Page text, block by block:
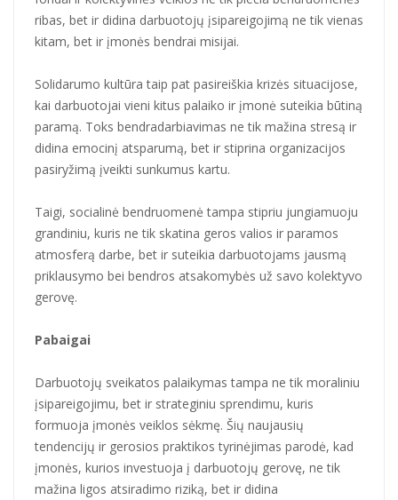
ribas, bet ir didina darbuotojų įsipareigojimą ne tik vienas
kitam, bet ir įmonės bendrai misijai.
Solidarumo kultūra taip pat pasireiškia krizės situacijose,
kai darbuotojai vieni kitus palaiko ir įmonė suteikia būtiną
paramą. Toks bendradarbiavimas ne tik mažina stresą ir
didina emocinį atsparumą, bet ir stiprina organizacijos
pasiryžimą įveikti sunkumus kartu.
Taigi, socialinė bendruomenė tampa stipriu jungiamuoju
grandiniu, kuris ne tik skatina geros valios ir paramos
atmosferą darbe, bet ir suteikia darbuotojams jausmą
priklausymo bei bendros atsakomybės už savo kolektyvo
gerovę.
Pabaigai
Darbuotojų sveikatos palaikymas tampa ne tik moraliniu
įsipareigojimu, bet ir strateginiu sprendimu, kuris
formuoja įmonės veiklos sėkmę. Šių naujausių
tendencijų ir gerosios praktikos tyrinėjimas parodė, kad
įmonės, kurios investuoja į darbuotojų gerovę, ne tik
mažina ligos atsiradimo riziką, bet ir didina